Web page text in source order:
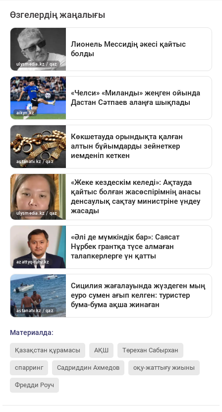
Материалда:
Қазақстан құрамасы АҚШ Төрехан Сабырхан
спарринг Садриддин Ахмедов оқу-жаттығу жиыны
Фредди Роуч